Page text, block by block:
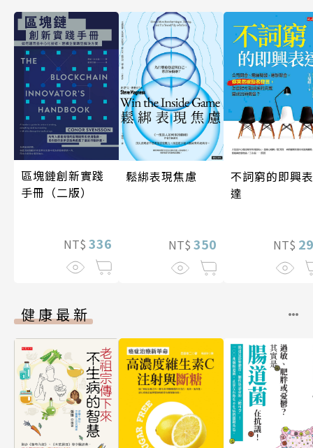
區塊鏈創新實踐
手冊（二版）
NT$ 336
鬆綁表現焦慮
NT$ 350
不詞窮的即興表
達
NT$
健康最新